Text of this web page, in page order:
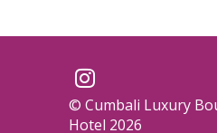
© Cumbali Luxury
Hotel 2026